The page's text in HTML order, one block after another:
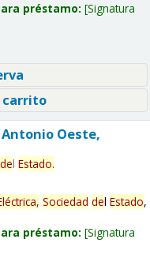
préstamo: Signatura
Oeste,
del Estado.
Sociedad del Estado,
préstamo: Signatura